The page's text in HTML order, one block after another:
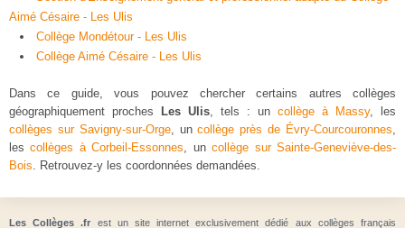
Aimé Césaire - Les Ulis
Collège Mondétour - Les Ulis
Collège Aimé Césaire - Les Ulis
Dans ce guide, vous pouvez chercher certains autres collèges
géographiquement proches
Les Ulis, tels : un collège à Massy, les
collèges sur Savigny-sur-Orge, uncollège près de Évry-Courcouronnes,
lescollèges à Corbeil-Essonnes, uncollège sur Sainte-Geneviève-des-
Bois. Retrouvez-y les coordonnées demandées.
Les Collèges .fr est un site internet exclusivement dédié aux collèges français